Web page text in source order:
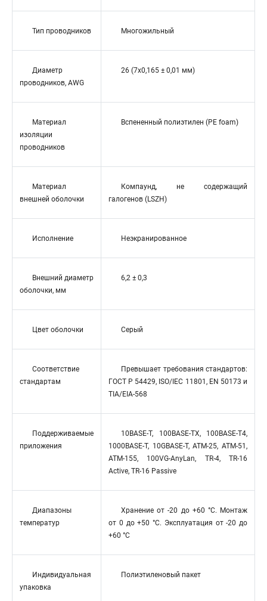
Тип проводников Многожильный
Диаметр
проводников, AWG
26 (7x0,165 ± 0,01 мм)
Материал
изоляции
проводников
Вспененный полиэтилен (PE foam)
Материал
внешней оболочки
Компаунд, не содержащий
галогенов (LSZH)
Исполнение Неэкранированное
Внешний диаметр
оболочки, мм
6,2 ± 0,3
Цвет оболочки Серый
Соответствие
стандартам
Превышает требования стандартов:
ГОСТ Р 54429, ISO/IEC 11801, EN 50173 и
TIA/EIA-568
Поддерживаемые
приложения
10BASE-T, 100BASE-TX, 100BASE-T4,
1000BASE-T, 10GBASE-T, ATM-25, ATM-51,
ATM-155, 100VG-AnyLan, TR-4, TR-16
Active, TR-16 Passive
Диапазоны
температур
Хранение от -20 до +60 °C. Монтаж
от 0 до +50 °C. Эксплуатация от -20 до
+60 °C
Индивидуальная
упаковка
Полиэтиленовый пакет